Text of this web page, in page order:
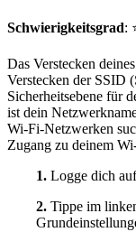
Schwierigkeitsgrad:
Das Verstecken
Verstecken der SSID
Sicherheitsebene für
ist dein
Wi-Fi-Netzwerken
Zugang zu deinem
1. Logge dich
2. Tippe im